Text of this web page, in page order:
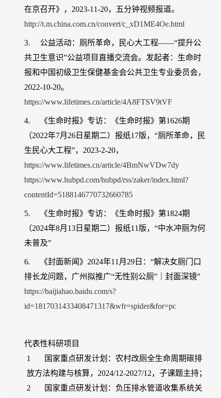
在京召开》，2023-11-20，五分钟视频报道。
http://t.m.china.com.cn/convert/c_xD1ME4Oe.html
3.
公益活动：厕所革命，民心大工程——“提升公
共卫生意识”公益项目直播交流会。发起者：生命时
报和中国初级卫生保健基金会公共卫生专业委员会，
2022-10-20。
https://www.lifetimes.cn/article/4A8FTSV9tVF
4.
《生命时报》专访：《生命时报》第1626期
（2022年7月26日星期二）报纸17版，“厕所革命，民
生民心大工程”，2023-2-20，
https://www.lifetimes.cn/article/4BmNwVDw7dy
https://www.hubpd.com/hubpd/rss/zaker/index.html?
contentId=5188146770732660785
5.
《生命时报》专访：《生命时报》第1824期
（2024年8月13日星期二）报纸11版，“中水冲厕为何
未普及”
6.
《封面新闻》2024年11月29日：“解决女厕门口
排长龙问题，广州拟推广“无性别公厕”｜封面深镜”
https://baijiahao.baidu.com/s?
id=1817031433408471317&wfr=spider&for=pc
代表性科研项目
1
国家重点研发计划：农村改厕全生命周期碳排
放方法构建与核算，2024/12-2027/12，子课题主持；
2
国家重点研发计划：负压排水管道收集系统关